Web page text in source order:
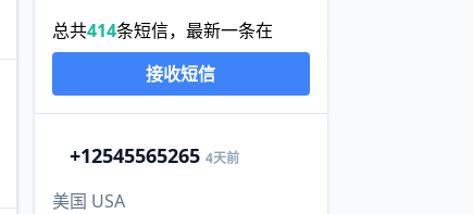
总共414条短信，最新一条在
接收短信
+12545565265 4天前
美国 USA